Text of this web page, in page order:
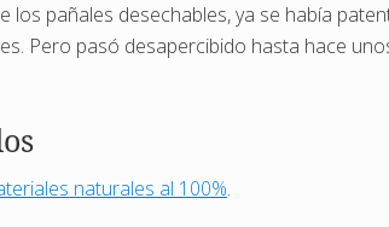
pañales desechables, ya se había
Pero pasó desapercibido hasta hace
naturales al 100%.